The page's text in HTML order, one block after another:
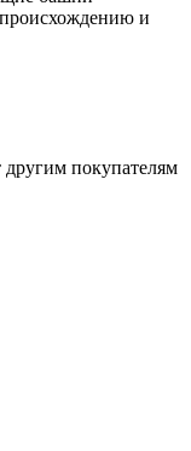
и
покупателям